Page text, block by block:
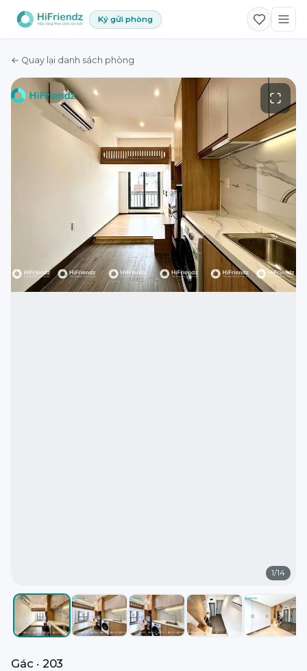
Ký gửi phòng
← Quay lại danh sách phòng
1/14
Gác · 203